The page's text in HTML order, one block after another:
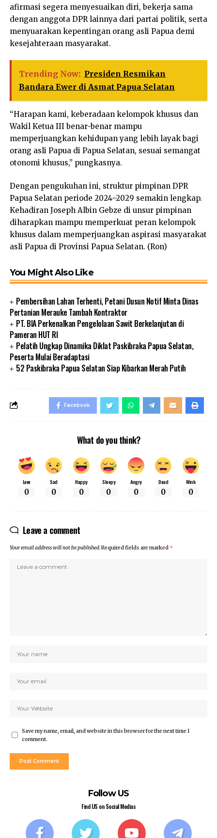
afirmasi segera menyesuaikan diri, bekerja sama
dengan anggota DPR lainnya dari partai politik, serta
menyuarakan kepentingan orang asli Papua demi
kesejahteraan masyarakat.
Trending Now: Presiden Resmikan
Bandara Ewer di Asmat Papua Selatan
“Harapan kami, keberadaan kelompok khusus dan
Wakil Ketua III benar-benar mampu
memperjuangkan kehidupan yang lebih layak bagi
orang asli Papua di Papua Selatan, sesuai semangat
otonomi khusus,” pungkasnya.
Dengan pengukuhan ini, struktur pimpinan DPR
Papua Selatan periode 2024–2029 semakin lengkap.
Kehadiran Joseph Albin Gebze di unsur pimpinan
diharapkan mampu memperkuat peran kelompok
khusus dalam memperjuangkan aspirasi masyarakat
asli Papua di Provinsi Papua Selatan. (Ron)
You Might Also Like
Pembersihan Lahan Terhenti, Petani Dusun Notif Minta Dinas
Pertanian Merauke Tambah Kontraktor
PT. BIA Perkenalkan Pengelolaan Sawit Berkelanjutan di
Pameran HUT RI
Pelatih Ungkap Dinamika Diklat Paskibraka Papua Selatan,
Peserta Mulai Beradaptasi
52 Paskibraka Papua Selatan Siap Kibarkan Merah Putih
Facebook
What do you think?
Love
0
Sad
0
Happy
0
Sleepy
0
Angry
0
Dead
0
Wink
0
Leave a comment
Your email address will not be published.Required fields are marked *
Save my name, email, and website in this browser for the next time I
comment.
Follow US
Find US on Social Medias